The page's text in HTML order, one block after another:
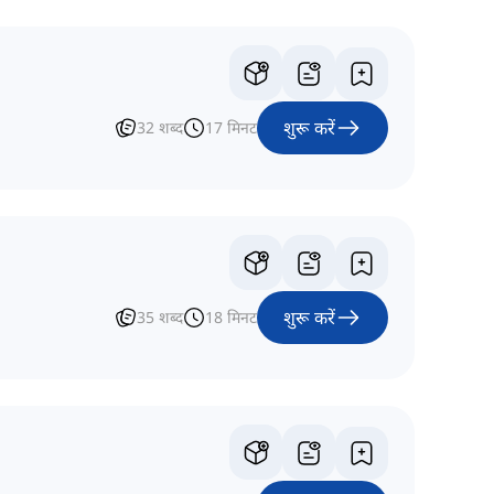
32 शब्द 17 मिनट शुरू करें
35 शब्द 18 मिनट शुरू करें